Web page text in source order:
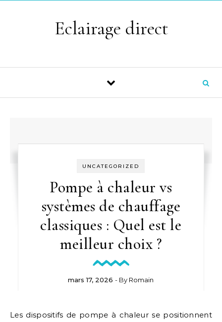
Eclairage direct
UNCATEGORIZED
Pompe à chaleur vs
systèmes de chauffage
classiques : Quel est le
meilleur choix ?
mars 17, 2026 - By Romain
Les dispositifs de pompe à chaleur se positionnent